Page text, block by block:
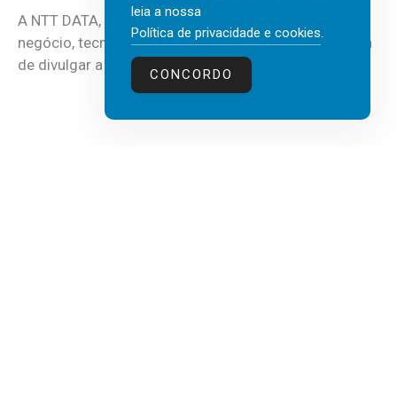
A NTT DATA, consultora global em serviços de
negócio, tecnologia e inteligência artificial (IA), acaba
de divulgar a mais recente...
leia a nossa
Política de privacidade e cookies.
CONCORDO